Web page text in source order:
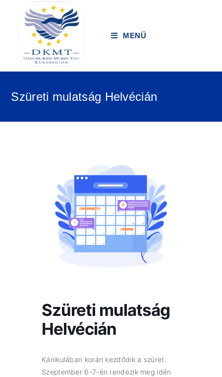
MENÜ
Szüreti mulatság Helvécián
Szüreti mulatság
Helvécián
Kánikulában korán kezdődik a szüret.
Szeptember 6-7-én rendezik meg idén